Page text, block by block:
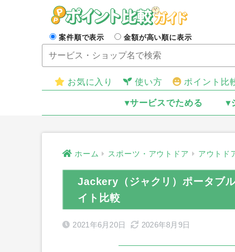
案件順で表示 金額が高い順に表示
お気に入り 使い方 ポイント比
▾サービスでためる ▾
ホーム スポーツ・アウトドア アウトド
Jackery（ジャクリ）ポータブ
イト比較
2021年6月20日 2026年8月9日